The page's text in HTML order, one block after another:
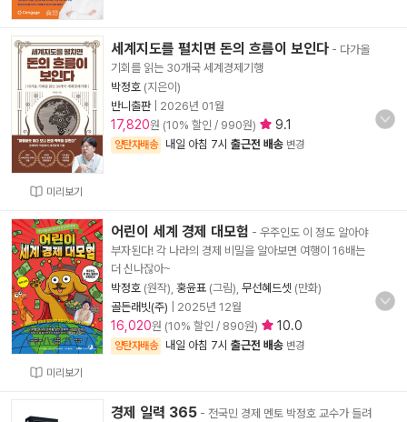
미리보기
세계지도를 펼치면 돈의 흐름이 보인다 - 다가올
기회를 읽는 30개국 세계경제기행
박정호 (지은이)
반니출판| 2026년 01월
17,820원 (10% 할인 / 990원) 9.1
양탄자배송 내일 아침 7시 출근전 배송 변경
미리보기
어린이 세계 경제 대모험 - 우주인도 이 정도 알아야
부자된다! 각 나라의 경제 비밀을 알아보면 여행이 16배는
더 신나잖아~
박정호 (원작), 홍윤표 (그림), 무선혜드셋 (만화)
골든래빗(주)
2025년 12월
16,020원 (10% 할인 / 890원) 10.0
양탄자배송 내일 아침 7시 출근전 배송 변경
경제 일력 365 - 전국민 경제 멘토 박정호 교수가 들려